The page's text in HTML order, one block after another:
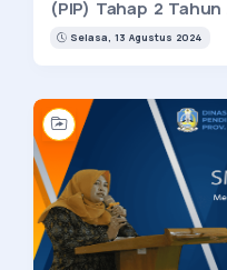
(PIP) Tahap 2
Selasa, 13 Agustus 2024